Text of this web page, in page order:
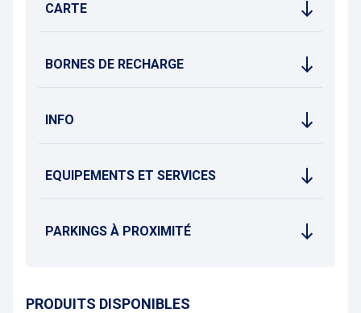
CARTE
BORNES DE RECHARGE
INFO
EQUIPEMENTS ET SERVICES
PARKINGS À PROXIMITÉ
PRODUITS DISPONIBLES